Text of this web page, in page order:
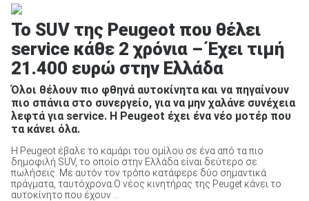
Το SUV της Peugeot που θέλει
service κάθε 2 χρόνια – Έχει τιμή
21.400 ευρώ στην Ελλάδα
Όλοι θέλουν πιο φθηνά αυτοκίνητα και να πηγαίνουν
πιο σπάνια στο συνεργείο, για να μην χαλάνε συνέχεια
λεφτά για service. Η Peugeot έχει ένα νέο μοτέρ που
τα κάνει όλα.
Η Peugeot έβαλε το καμάρι του ομίλου σε ένα από τα πιο
δημοφιλή SUV, το οποίο στην Ελλάδα είναι δεύτερο σε
πωλήσεις. Με αυτόν τον τρόπο κατάφερε δύο σημαντικά
πράγματα, ταυτόχρονα.Ο νέος κινητήρας της Peuget κάνει το
αυτοκίνητο που έχουν ...